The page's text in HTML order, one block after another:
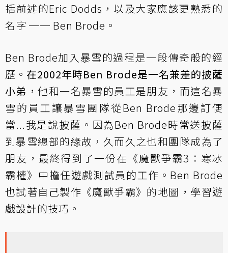
括前述的Eric Dodds，以及大家應該更熟悉的
名字 ── Ben Brode。
Ben Brode加入暴雪的過程是一段傳奇般的經
歷。 在2002年時Ben Brode是一名兼差的披薩
小弟 ，他和一名暴雪的員工是朋友，而這名暴
雪的員工讓暴雪團隊從Ben Brode那邊訂便
當...我是說披薩。因為Ben Brode時常送披薩
到暴雪總部的緣故，久而久之也和團隊成為了
朋友，最終得到了一份在《魔獸爭霸3：寒冰
霸權》中擔任遊戲測試員的工作。Ben Brode
也試著自己製作《魔獸爭霸》的地圖，學習遊
戲設計的技巧。